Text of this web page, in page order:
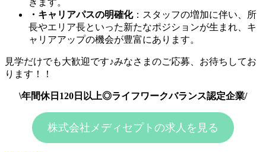
・キャリアパスの明確化：スタッフの増加に伴い、所
長やエリア長といった新たなポジションが生まれ、キ
ャリアアップの機会が豊富にあります。
見学だけでも大歓迎です♪みなさまのご応募、お待ちしてお
ります！！
\年間休日120日以上◎ライフワークバランス認定企業/
株式会社メディセプトの求人を見る